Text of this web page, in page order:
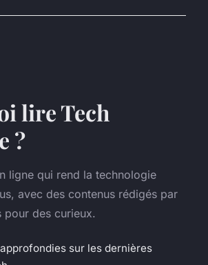
lire Tech
?
ligne qui rend la technologie
avec des contenus rédigés par
pour des curieux.
sur les dernières